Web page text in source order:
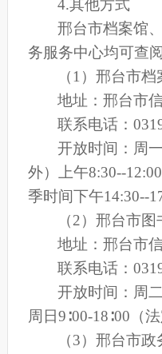
4.其他方式
邢台市档案馆
务服务中心均可查
（1）邢台市档
地址：邢台市
联系电话：
开放时间：周
外）上午8:30--
季时间下午14:30--
（2）邢台市图
地址：邢台市
联系电话：
开放时间：周
周日9∶00-18∶00（
（3）邢台市政